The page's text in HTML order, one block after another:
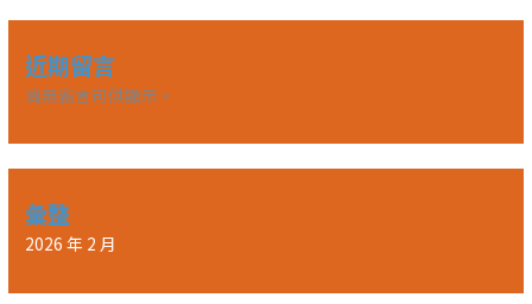
近期留言
尚無留言可供顯示。
彙整
2026 年 2 月